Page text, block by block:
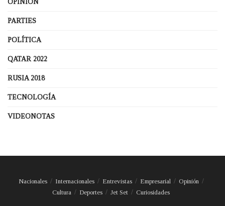
OPINIÓN
PARTIES
POLÍTICA
QATAR 2022
RUSIA 2018
TECNOLOGÍA
VIDEONOTAS
Nacionales Internacionales Entrevistas Empresarial
Opinión
Cultura
Deportes Jet Set Curiosidades